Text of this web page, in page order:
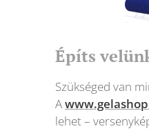
Építs
Szükséged van
A
lehet –